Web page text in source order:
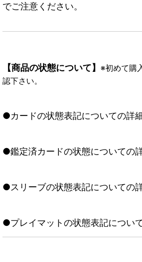
でご注意ください。
【商品の状態について】 ※初めて購
認下さい。
●カードの状態表記についての詳
●鑑定済カードの状態についての
●スリーブの状態表記についての
●プレイマットの状態表記につい